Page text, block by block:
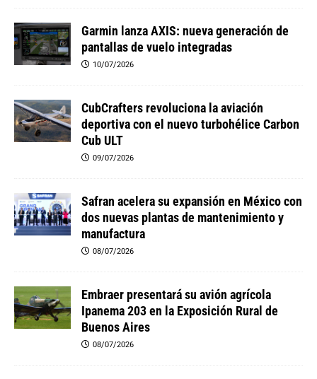
Garmin lanza AXIS: nueva generación de
pantallas de vuelo integradas
10/07/2026
CubCrafters revoluciona la aviación
deportiva con el nuevo turbohélice Carbon
Cub ULT
09/07/2026
Safran acelera su expansión en México con
dos nuevas plantas de mantenimiento y
manufactura
08/07/2026
Embraer presentará su avión agrícola
Ipanema 203 en la Exposición Rural de
Buenos Aires
08/07/2026